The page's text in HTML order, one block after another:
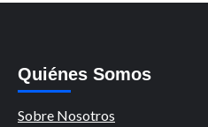
Quiénes Somos
Sobre Nosotros